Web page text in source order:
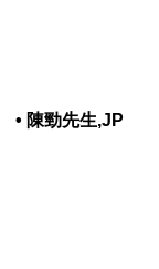
• 陳勁先生,JP